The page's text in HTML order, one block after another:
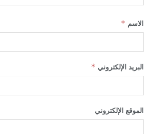
الاسم *
البريد الإلكتروني *
الموقع الإلكتروني